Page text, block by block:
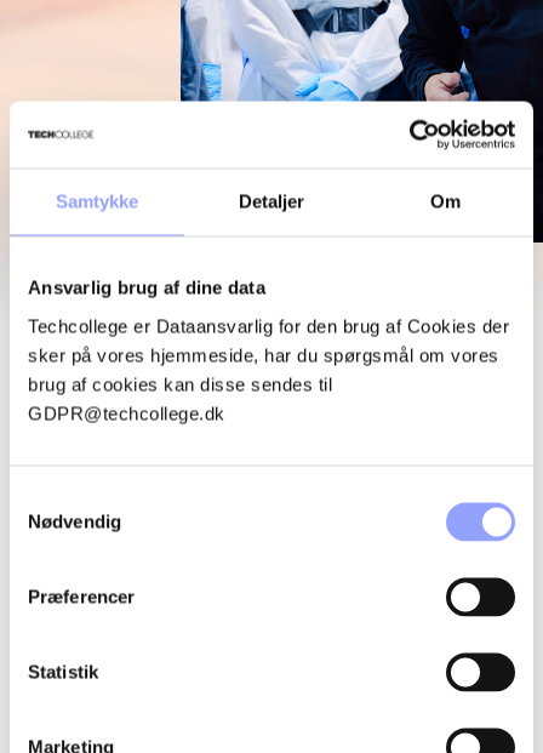
Samtykke Detaljer Om
Ansvarlig brug af dine data
Techcollege er Dataansvarlig for den brug af Cookies der
sker på vores hjemmeside, har du spørgsmål om vores
brug af cookies kan disse sendes til
GDPR@techcollege.dk
Nødvendig
Præferencer
Statistik
Marketing
KURSUSOMRÅDER